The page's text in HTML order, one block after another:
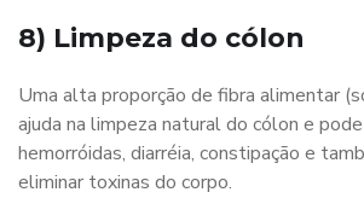
8) Limpeza do cólon
Uma alta proporção de fibra alimentar
ajuda na limpeza natural do cólon e
hemorróidas, diarréia, constipação e
eliminar toxinas do corpo.